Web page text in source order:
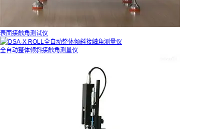
表面接触角测试仪
全自动整体倾斜接触角测量仪